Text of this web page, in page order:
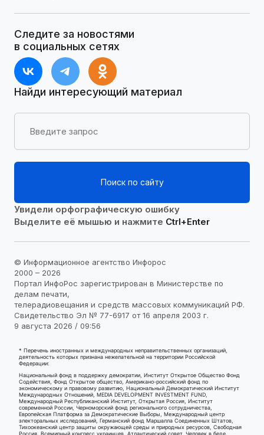
Следите за новостями
в социальных сетях
Найди интересующий материал
Поиск по сайту
Увидели орфографическую ошибку
Выделите её мышью и нажмите Ctrl+Enter
© Информационное агентство Инфорос
2000 – 2026
Портал ИнфоРос зарегистрирован в Министерстве по
делам печати,
телерадиовещания и средств массовых коммуникаций РФ.
Свидетельство Эл № 77-6917 от 16 апреля 2003 г.
9 августа 2026 / 09:56